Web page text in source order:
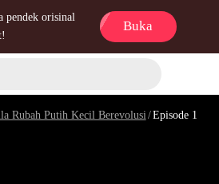
pendek orisinal
Buka
Rubah Putih Kecil Berevolusi/Episode 1